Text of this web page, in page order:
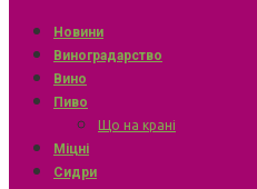
Новини
Виноградарство
Вино
Пиво
Що на крані
Міцні
Сидри